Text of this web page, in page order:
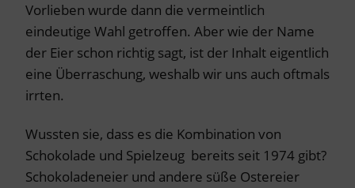
Vorlieben wurde dann die vermeintlich
eindeutige Wahl getroffen. Aber wie der Name
der Eier schon richtig sagt, ist der Inhalt eigentlich
eine Überraschung, weshalb wir uns auch oftmals
irrten.
Wussten sie, dass es die Kombination von
Schokolade und Spielzeug bereits seit 1974 gibt?
Schokoladeneier und andere süße Ostereier